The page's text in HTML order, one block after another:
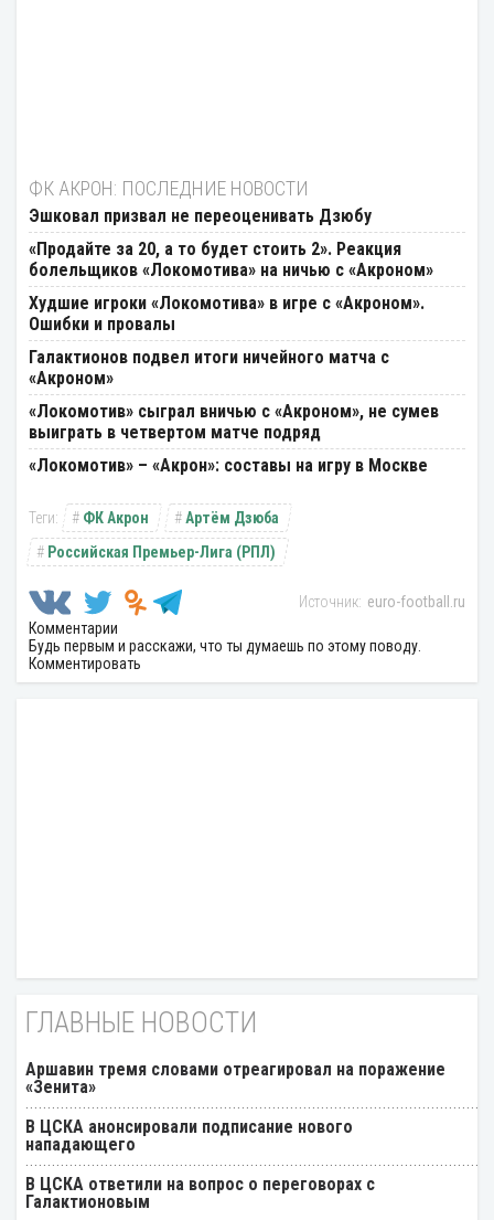
ФК АКРОН: ПОСЛЕДНИЕ НОВОСТИ
Эшковал призвал не переоценивать Дзюбу
«Продайте за 20, а то будет стоить 2». Реакция
болельщиков «Локомотива» на ничью с «Акроном»
Худшие игроки «Локомотива» в игре с «Акроном».
Ошибки и провалы
Галактионов подвел итоги ничейного матча с
«Акроном»
«Локомотив» сыграл вничью с «Акроном», не сумев
выиграть в четвертом матче подряд
«Локомотив» – «Акрон»: составы на игру в Москве
ФК Акрон
Артём Дзюба
Российская Премьер-Лига (РПЛ)
euro-football.ru
Комментарии
Будь первым и расскажи, что ты думаешь по этому поводу.
Комментировать
ГЛАВНЫЕ НОВОСТИ
Аршавин тремя словами отреагировал на поражение
«Зенита»
В ЦСКА анонсировали подписание нового
нападающего
В ЦСКА ответили на вопрос о переговорах с
Галактионовым